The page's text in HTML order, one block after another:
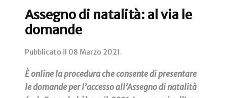
Assegno di natalità: al via le
domande
Pubblicato il 08 Marzo 2021.
È online la procedura che consente di presentare
le domande per l’accesso all’Assegno di natalità